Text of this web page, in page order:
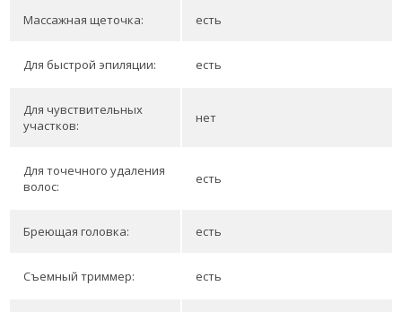
Массажная щеточка: есть
Для быстрой эпиляции: есть
Для чувствительных
участков:
нет
Для точечного удаления
волос:
есть
Бреющая головка: есть
Съемный триммер: есть